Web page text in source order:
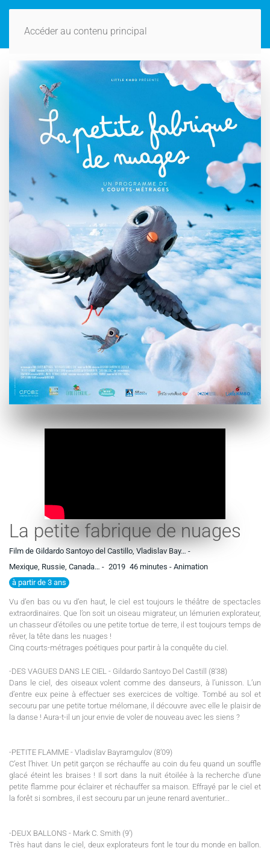
Accéder au contenu principal
La petite fabrique de nuages
Film de Gildardo Santoyo del Castillo, Vladislav Bay… -
Mexique, Russie, Canada… - 2019 46 minutes - Animation
à partir de 3 ans
Vu d’en bas ou vu d’en haut, le ciel est toujours le théâtre de spectacles
extraordinaires. Que l’on soit un oiseau migrateur, un lémurien explorateur,
un chasseur d’étoiles ou une petite tortue de terre, il est toujours temps de
rêver, la tête dans les nuages !
Cinq courts-métrages poétiques pour partir à la conquête du ciel.
-DES VAGUES DANS LE CIEL - Gildardo Santoyo Del Castill (8'38)
Dans le ciel, des oiseaux volent comme des danseurs, à l’unisson. L’un
d’entre eux peine à effectuer ses exercices de voltige. Tombé au sol et
secouru par une petite tortue mélomane, il découvre avec elle le plaisir de
la danse ! Aura-t-il un jour envie de voler de nouveau avec les siens ?
-PETITE FLAMME - Vladislav Bayramgulov (8’09)
C’est l’hiver. Un petit garçon se réchauffe au coin du feu quand un souffle
glacé éteint les braises ! Il sort dans la nuit étoilée à la recherche d’une
petite flamme pour éclairer et réchauffer sa maison. Effrayé par le ciel et
la forêt si sombres, il est secouru par un jeune renard aventurier...
-DEUX BALLONS - Mark C. Smith (9')
Très haut dans le ciel, deux explorateurs font le tour du monde en ballon.